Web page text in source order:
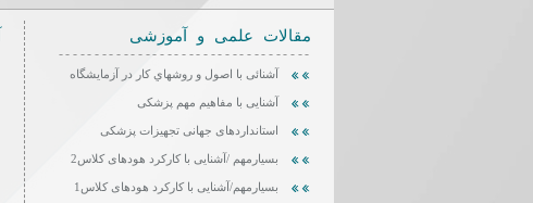
مقالات علمی و آموزشی
-----------------------------------
آشنائی با اصول و روشهاي كار در آزمايشگاه
آشنایی با مفاهیم مهم پزشکی
استانداردهای جهانی تجهیزات پزشکی
بسیارمهم /آشنایی با کارکرد هودهای کلاس2
بسیارمهم/آشنایی با کارکرد هودهای کلاس1